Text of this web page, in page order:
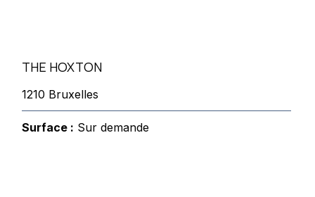
THE HOXTON
1210 Bruxelles
Surface : Sur demande